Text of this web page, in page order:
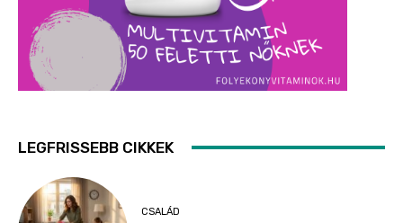
LEGFRISSEBB CIKKEK
CSALÁD